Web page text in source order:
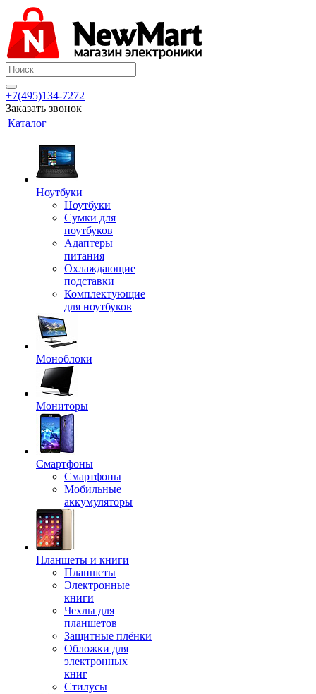
+7(495)134-7272
Заказать звонок
Каталог
Ноутбуки
Ноутбуки
Сумки для
ноутбуков
Адаптеры
питания
Охлаждающие
подставки
Комплектующие
для ноутбуков
Моноблоки
Мониторы
Смартфоны
Смартфоны
Мобильные
аккумуляторы
Планшеты и книги
Планшеты
Электронные
книги
Чехлы для
планшетов
Защитные плёнки
Обложки для
электронных
книг
Стилусы